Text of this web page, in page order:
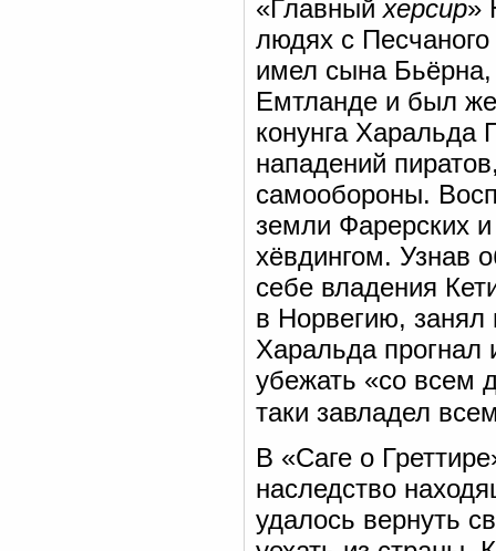
«Главный херсир»
людях с Песчаного
имел сына Бьёрна,
Емтланде и был
конунга Харальда
нападений
самообороны.
земли Фарерских
хёвдингом. Узнав
себе владения
в Норвегию, занял
Харальда прогнал
убежать «со всем
таки завладел
В «Саге о
наследство
удалось вернуть